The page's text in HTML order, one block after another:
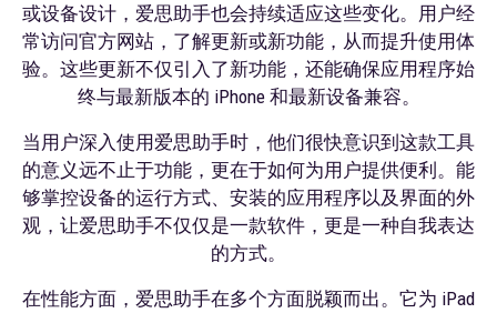
或设备设计，爱思助手也会持续适应这些变化。用户经
常访问官方网站，了解更新或新功能，从而提升使用体
验。这些更新不仅引入了新功能，还能确保应用程序始
终与最新版本的 iPhone 和最新设备兼容。
当用户深入使用爱思助手时，他们很快意识到这款工具
的意义远不止于功能，更在于如何为用户提供便利。能
够掌控设备的运行方式、安装的应用程序以及界面的外
观，让爱思助手不仅仅是一款软件，更是一种自我表达
的方式。
在性能方面，爱思助手在多个方面脱颖而出。它为 iPad